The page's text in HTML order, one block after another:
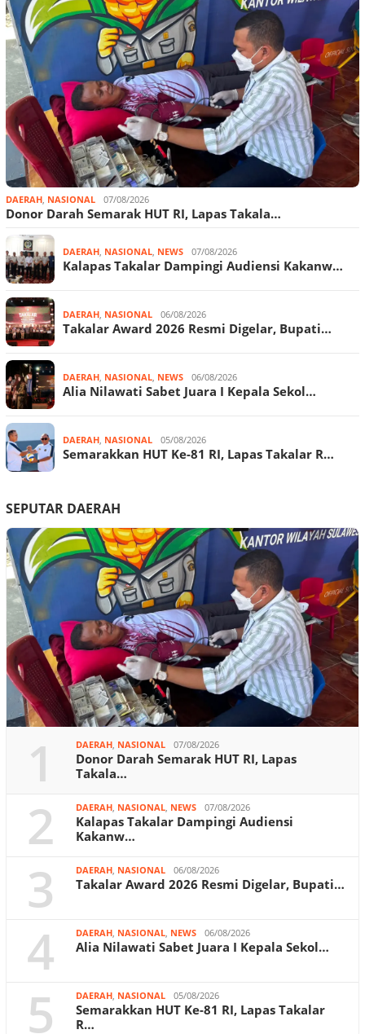
DAERAH, NASIONAL 07/08/2026
Donor Darah Semarak HUT RI, Lapas Takala…
DAERAH, NASIONAL, NEWS 07/08/2026
Kalapas Takalar Dampingi Audiensi Kakanw…
DAERAH, NASIONAL 06/08/2026
Takalar Award 2026 Resmi Digelar, Bupati…
DAERAH, NASIONAL, NEWS 06/08/2026
Alia Nilawati Sabet Juara I Kepala Sekol…
DAERAH, NASIONAL 05/08/2026
Semarakkan HUT Ke-81 RI, Lapas Takalar R…
SEPUTAR DAERAH
1 DAERAH, NASIONAL 07/08/2026
Donor Darah Semarak HUT RI, Lapas
Takala…
2 DAERAH, NASIONAL, NEWS 07/08/2026
Kalapas Takalar Dampingi Audiensi
Kakanw…
3 DAERAH, NASIONAL 06/08/2026
Takalar Award 2026 Resmi Digelar, Bupati…
4 DAERAH, NASIONAL, NEWS 06/08/2026
Alia Nilawati Sabet Juara I Kepala Sekol…
5 DAERAH, NASIONAL 05/08/2026
Semarakkan HUT Ke-81 RI, Lapas Takalar
R…